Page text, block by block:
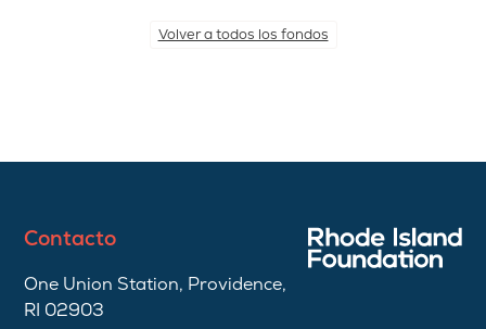
Volver a todos los fondos
Contacto
One Union Station, Providence,
RI 02903